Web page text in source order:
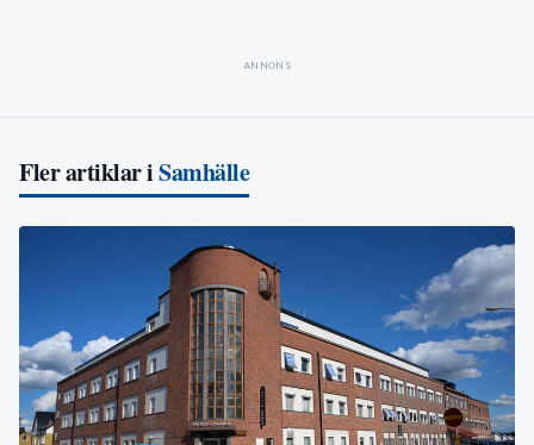
ANNONS
Fler artiklar iSamhälle